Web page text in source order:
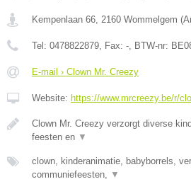
Kempenlaan 66, 2160 Wommelgem (
Tel: 0478822879, Fax: -, BTW-nr:
E-mail › Clown Mr. Creezy
Website: https://www.mrcreezy.be/r/
Clown Mr. Creezy verzorgt diverse
feesten en ▼
clown, kinderanimatie, babyborrels,
communiefeesten, ▼